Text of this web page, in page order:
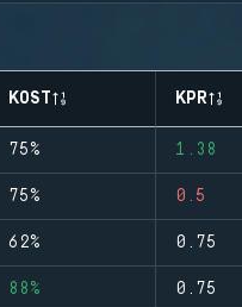
KOST KPR
75% 1.38
75% 0.5
62% 0.75
88% 0.75